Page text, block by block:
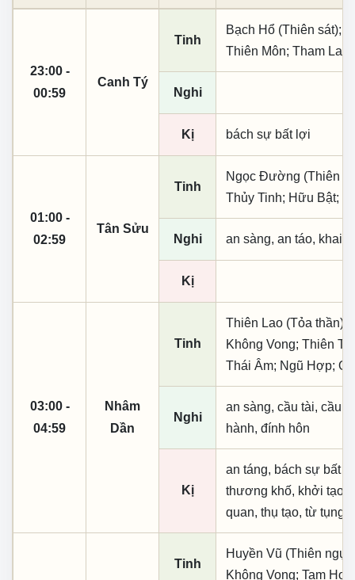
23:00 -
00:59
Canh Tý
Tinh
Bạch Hổ (Thiên sát);
Thiên Môn; Tham
Nghi
Kị bách sự bất lợi
01:00 -
02:59
Tân Sửu
Tinh
Ngọc Đường (Thiên
Thủy Tinh; Hữu Bật;
Nghi an sàng, an táo, khai
Kị
03:00 -
04:59
Nhâm
Dần
Tinh
Thiên Lao (Tỏa thần);
Không Vong; Thiên
Thái Âm; Ngũ Hợp;
Nghi
an sàng, cầu tài, cầu
hành, đính hôn
Kị
an táng, bách sự bất
thương khố, khởi tạo,
quan, thụ tạo, từ tụng,
Tinh
Huyền Vũ (Thiên
Không Vong; Tam